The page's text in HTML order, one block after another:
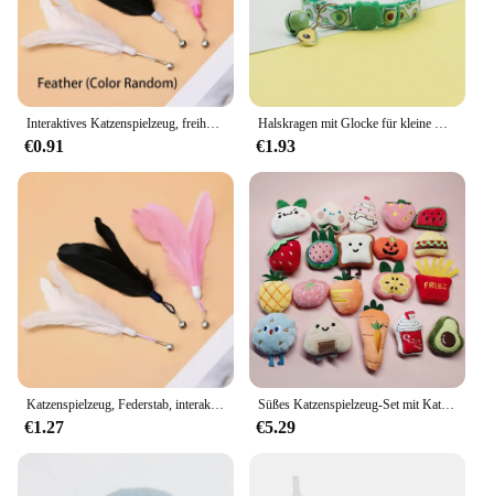
Interaktives Katzenspielzeug, freihändiger Katzenstab, der Kätzchen spielt, Teaser-Zauberstab, Spielzeug, Saugnapf, Vogel/Feder, Katzenstab, Heimtierbedarf
€0.91
Halskragen mit Glocke für kleine Hunde Welpen Kätzchen Zeug Dinge Produkte Haustier verstellbare Gurtband Obst Katze Halsband abtrenn bar süß
€1.93
Katzenspielzeug, Federstab, interaktives Spielzeug, Kätzchenspielzeug mit Super-Saugnapf, abnehmbar, 2-teilig, Federersatz, Katzenzubehör
€1.27
Süßes Katzenspielzeug-Set mit Katzenminze, Haustier-Minz-Plüschtier mit Duft, Kätzchen, Mini-Katzenminze, Kauspielzeug, Zähneknirschen, Daumenkissen, Haustierspielzeug
€5.29